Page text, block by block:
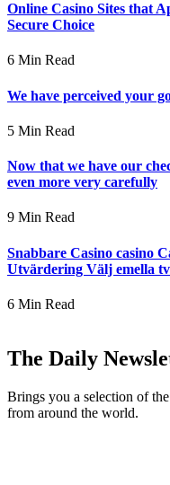
Online Casino Sites that
Secure Choice
6 Min Read
We have perceived your
5 Min Read
Now that we have our
even more very carefully
9 Min Read
Snabbare Casino casino
Utvärdering Välj emella
6 Min Read
The Daily
Brings you a selection of
from around the world.